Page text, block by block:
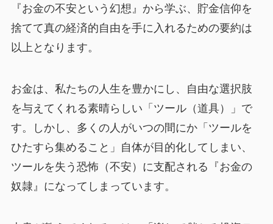
『お金の不安という幻想』から学ぶ、貯金信仰を
捨てて真の経済的自由を手に入れるための要約は
以上となります。
お金は、私たちの人生を豊かにし、自由な選択肢
を与えてくれる素晴らしい「ツール（道具）」で
す。しかし、多くの人がいつの間にか「ツールを
ひたすら集めること」自体が目的化してしまい、
ツールを失う恐怖（不安）に支配される『お金の
奴隷』になってしまっています。